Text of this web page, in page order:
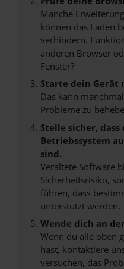
Manche
können das Laden
verhindern.
anderen Browser
Fenster?
Starte dein Gerät
Das kann
Probleme zu
Stelle sicher,
Betriebssystem
sind.
Veraltete Software
Sicherheitsrisiko,
führen, dass
unterstützt werden.
Wende dich an
Wenn du alle oben
hast, kontaktiere
versuchen, das